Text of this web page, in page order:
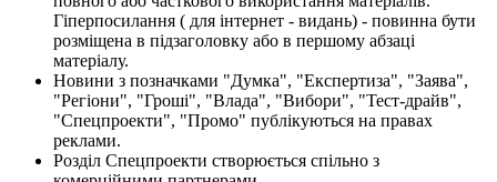
Гіперпосилання ( для інтернет - видань) - повинна бути
розміщена в підзаголовку або в першому абзаці
матеріалу.
Новини з позначками "Думка", "Експертиза", "Заява",
"Регіони", "Гроші", "Влада", "Вибори", "Тест-драйв",
"Спецпроекти", "Промо" публікуються на правах
реклами.
Розділ Спецпроекти створюється спільно з